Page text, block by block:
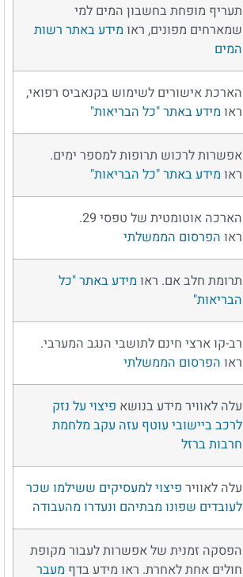
תעריף מופחת בחשבון המים למי
שמארחים מפונים, ראו מידע באתר רשות
המים
הארכת אישורים לשימוש בקנאביס רפואי,
ראו מידע באתר "כל הבריאות"
אפשרות לרכוש תרופות למספר ימים.
ראו מידע באתר "כל הבריאות"
הארכה אוטומטית של טפסי 29.
ראו הפרסום הממשלתי
תרומת חלב אם. ראו מידע באתר "כל
הבריאות"
רב-קו ארצי חינם לתושבי הנגב המערבי.
ראו הפרסום הממשלתי
עלה לאוויר מידע בנושא פיצוי על נזק
לרכב ביישובי עוטף עזה עקב מלחמת
חרבות ברזל
עלה לאוויר פיצוי למעסיקים ששילמו שכר
לעובדים שפונו מבתיהם ונעדרו מהעבודה
הפסקה זמנית של אפשרות לעבור מקופת
חולים אחת לאחרת. ראו מידע בדף מעבר